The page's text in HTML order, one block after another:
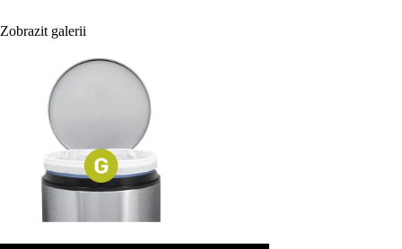
Zobrazit galerii